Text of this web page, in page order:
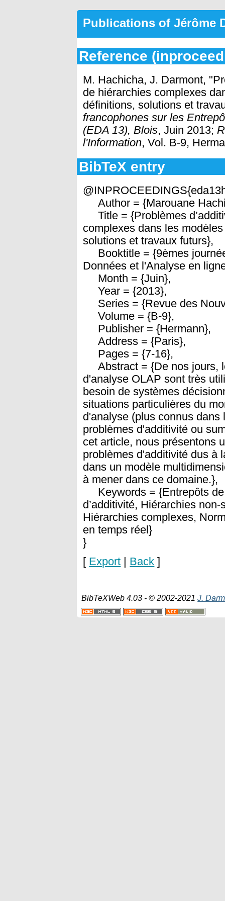
Publications of Jérôme
Reference
M. Hachicha, J. Darmont,
de hiérarchies complexes
définitions, solutions et
francophones sur les
(EDA 13), Blois, Juin 2013;
l'Information, Vol. B-9,
BibTeX entry
Author = {Marouane
Title = {Problèmes
complexes dans les
solutions et travaux futurs},
Booktitle = {9èmes
Données et l'Analyse en
Month = {Juin},
Year = {2013},
Series = {Revue des
Volume = {B-9},
Publisher = {Hermann},
Address = {Paris},
Pages = {7-16},
Abstract = {De nos jours,
d'analyse OLAP sont très
besoin de systèmes
situations particulières du
d'analyse (plus connus
problèmes d'additivité ou
cet article, nous présentons
problèmes d'additivité dus à
dans un modèle
à mener dans ce domaine.},
Keywords = {Entrepôts de
d’additivité, Hiérarchies
Hiérarchies complexes,
en temps réel}
}
[ Export Back ]
BibTeXWeb 4.03 - © 2002-2021J.